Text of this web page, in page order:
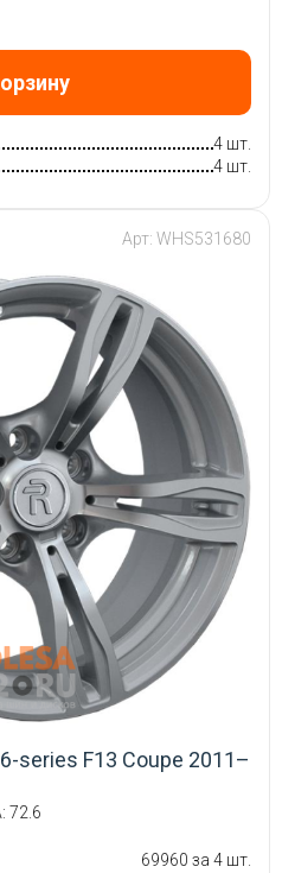
4 шт.
4 шт.
Арт: WHS531680
series F13 Coupe 2011–
72.6
69960 за 4 шт.